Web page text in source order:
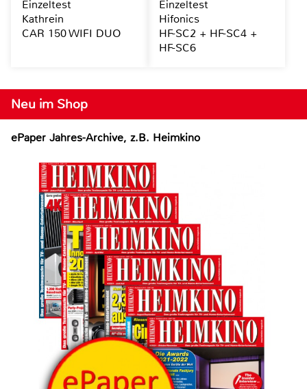
Neu im Shop
ePaper Jahres-Archive, z.B. Heimkino
Einzeltest
Kathrein
CAR 150 WIFI DUO
Einzeltest
Hifonics
HF-SC2 + HF-SC4 +
HF-SC6